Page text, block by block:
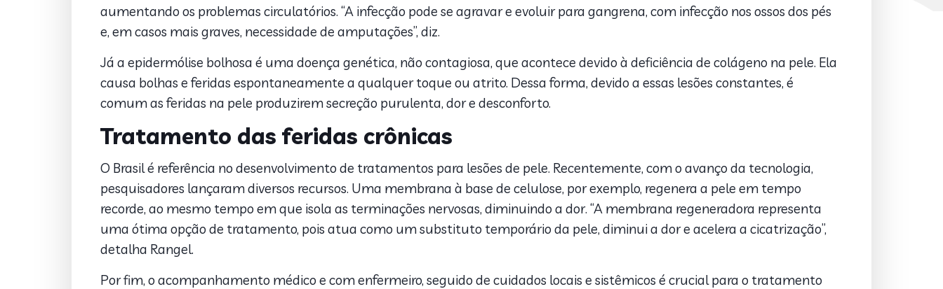
aumentando os problemas circulatórios. “A infecção pode se agravar e evoluir para gangrena, com infecção nos ossos dos pés
e, em casos mais graves, necessidade de amputações”, diz.
Já a epidermólise bolhosa é uma doença genética, não contagiosa, que acontece devido à deficiência de colágeno na pele. Ela
causa bolhas e feridas espontaneamente a qualquer toque ou atrito. Dessa forma, devido a essas lesões constantes, é
comum as feridas na pele produzirem secreção purulenta, dor e desconforto.
Tratamento das feridas crônicas
O Brasil é referência no desenvolvimento de tratamentos para lesões de pele. Recentemente, com o avanço da tecnologia,
pesquisadores lançaram diversos recursos. Uma membrana à base de celulose, por exemplo, regenera a pele em tempo
recorde, ao mesmo tempo em que isola as terminações nervosas, diminuindo a dor. “A membrana regeneradora representa
uma ótima opção de tratamento, pois atua como um substituto temporário da pele, diminui a dor e acelera a cicatrização”,
detalha Rangel.
Por fim, o acompanhamento médico e com enfermeiro, seguido de cuidados locais e sistêmicos é crucial para o tratamento